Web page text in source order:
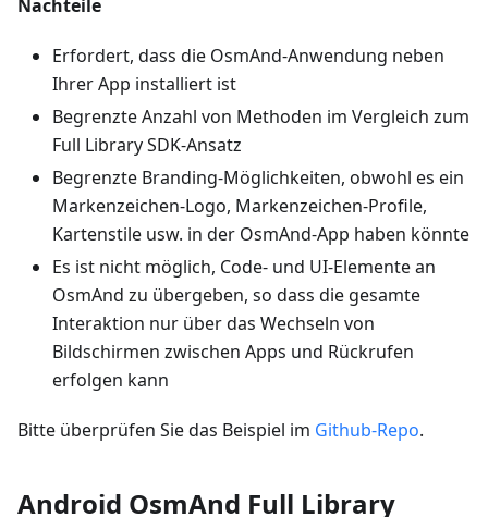
Nachteile
Erfordert, dass die OsmAnd-Anwendung neben
Ihrer App installiert ist
Begrenzte Anzahl von Methoden im Vergleich zum
Full Library SDK-Ansatz
Begrenzte Branding-Möglichkeiten, obwohl es ein
Markenzeichen-Logo, Markenzeichen-Profile,
Kartenstile usw. in der OsmAnd-App haben könnte
Es ist nicht möglich, Code- und UI-Elemente an
OsmAnd zu übergeben, so dass die gesamte
Interaktion nur über das Wechseln von
Bildschirmen zwischen Apps und Rückrufen
erfolgen kann
Bitte überprüfen Sie das Beispiel im Github-Repo.
Android OsmAnd Full Library